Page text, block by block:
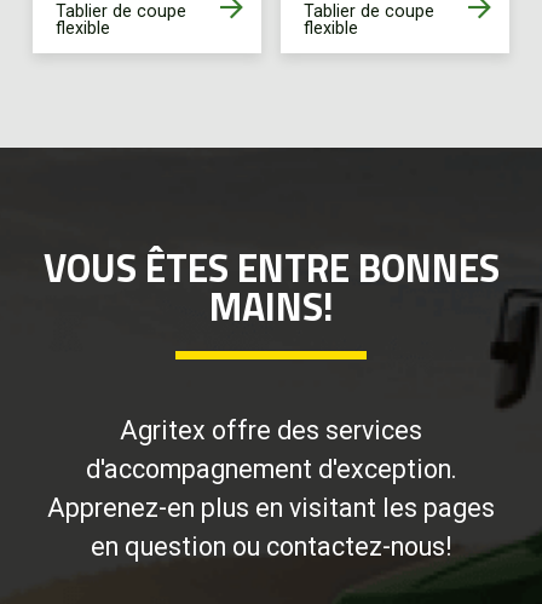
Tablier de coupe
flexible
Tablier de coupe
flexible
VOUS ÊTES ENTRE BONNES
MAINS!
Agritex offre des services
d'accompagnement d'exception.
Apprenez-en plus en visitant les pages
en question ou contactez-nous!